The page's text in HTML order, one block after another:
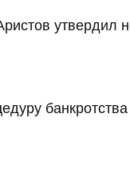
утвердил